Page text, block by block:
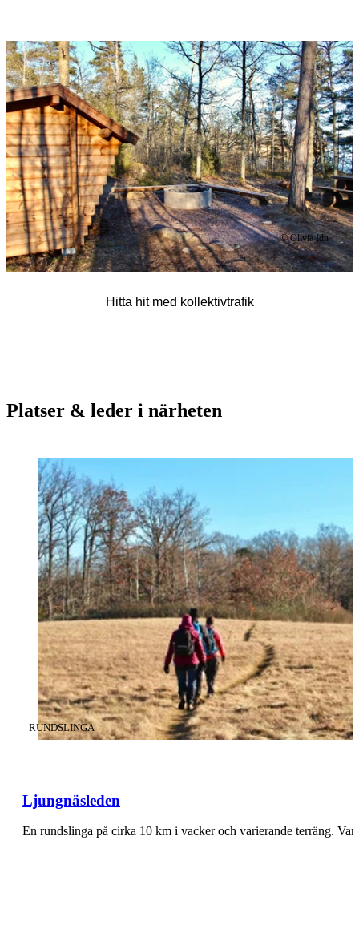
Bildspel
med
bilder
© Olivia Idh
Hitta hit med kollektivtrafik
Platser & leder i närheten
Ljungnäsleden
KATEGORI:
RUNDSLINGA
En rundslinga på cirka 10 km i vacker och varierande terräng.